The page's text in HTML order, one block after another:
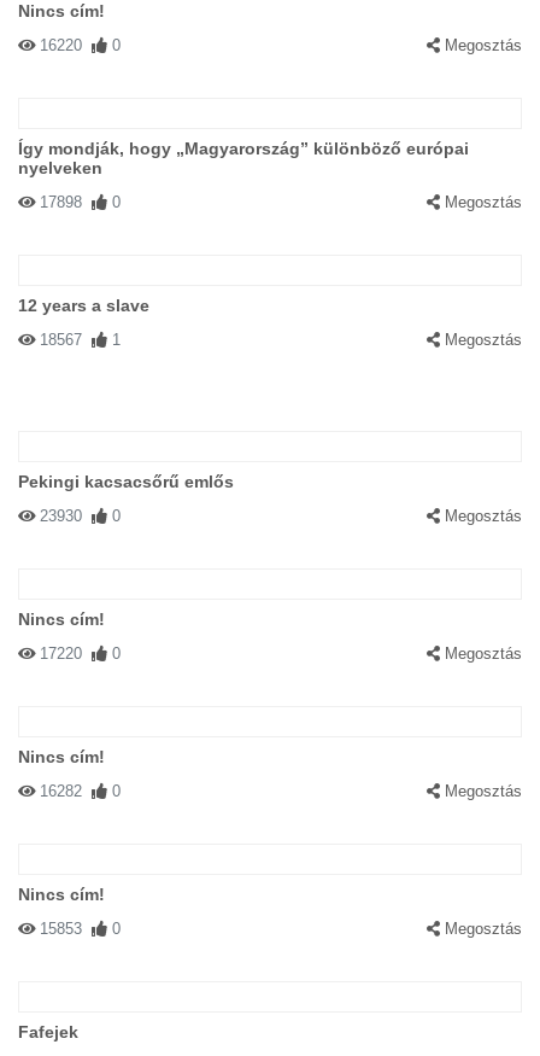
Nincs cím!
16220 0 Megosztás
Így mondják, hogy „Magyarország” különböző európai
nyelveken
17898 0 Megosztás
12 years a slave
18567 1 Megosztás
Pekingi kacsacsőrű emlős
23930 0 Megosztás
Nincs cím!
17220 0 Megosztás
Nincs cím!
16282 0 Megosztás
Nincs cím!
15853 0 Megosztás
Fafejek